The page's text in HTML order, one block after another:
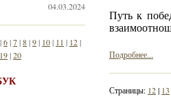
Путь к
Подробнее...
Страницы: 12| 13
04.03.2024
|6|7|8|9| 10| 11 | 12|
19|20